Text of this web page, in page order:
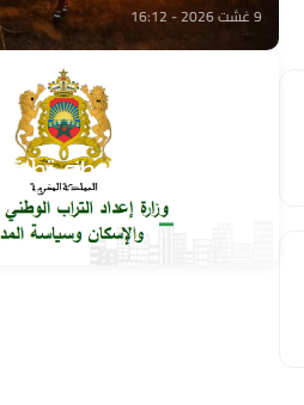
9 غشت 2026 - 16:12
وزارة إعداد التراب الوطني تطلق
والإسكان في خدمة مغاربة العالم